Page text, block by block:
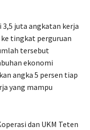
juta angkatan kerja
tingkat perguruan
tersebut
ekonomi
angka 5 persen tiap
yang mampu
dan UKM Teten